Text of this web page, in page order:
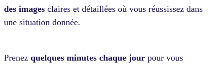
des images claires et détaillées où vous réussissez dans
une situation donnée.
Prenez quelques minutes chaque jour pour vous